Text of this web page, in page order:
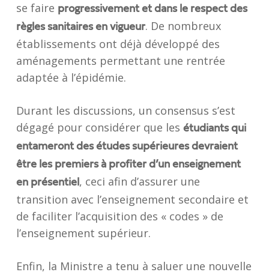
se faire progressivement et dans le respect des
règles sanitaires en vigueur. De nombreux
établissements ont déjà développé des
aménagements permettant une rentrée
adaptée à l’épidémie.
Durant les discussions, un consensus s’est
dégagé pour considérer que les étudiants qui
entameront des études supérieures devraient
être les premiers à profiter d’un enseignement
en présentiel , ceci afin d’assurer une
transition avec l’enseignement secondaire et
de faciliter l’acquisition des « codes » de
l’enseignement supérieur.
Enfin, la Ministre a tenu à saluer une nouvelle